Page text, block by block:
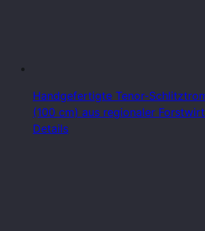
Handgefertigte Tenor-
(100 cm) aus regionaler
Details